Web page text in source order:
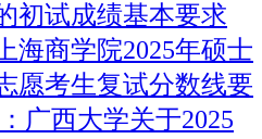
初试成绩基本要求
海商学院2025年硕士
愿考生复试分数线要
广西大学关于2025